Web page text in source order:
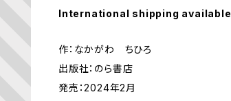
International shipping available
作：なかがわ ちひろ
出版社：のら書店
発売：2024年2月